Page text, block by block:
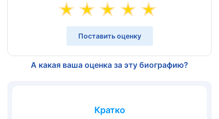
Поставить оценку
А какая ваша оценка за эту биографию?
Кратко